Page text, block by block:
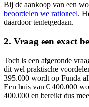
Bij de aankoop van een
beoordelen we rationeel.
daardoor tenietgedaan.
2. Vraag een exact
Toch is een afgeronde
dit wel praktische
395.000 wordt op Funda
Een huis van € 400.000
400.000 en bereikt dus